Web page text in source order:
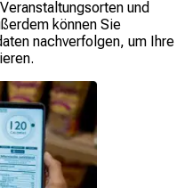
und
können Sie
nachverfolgen, um Ihre